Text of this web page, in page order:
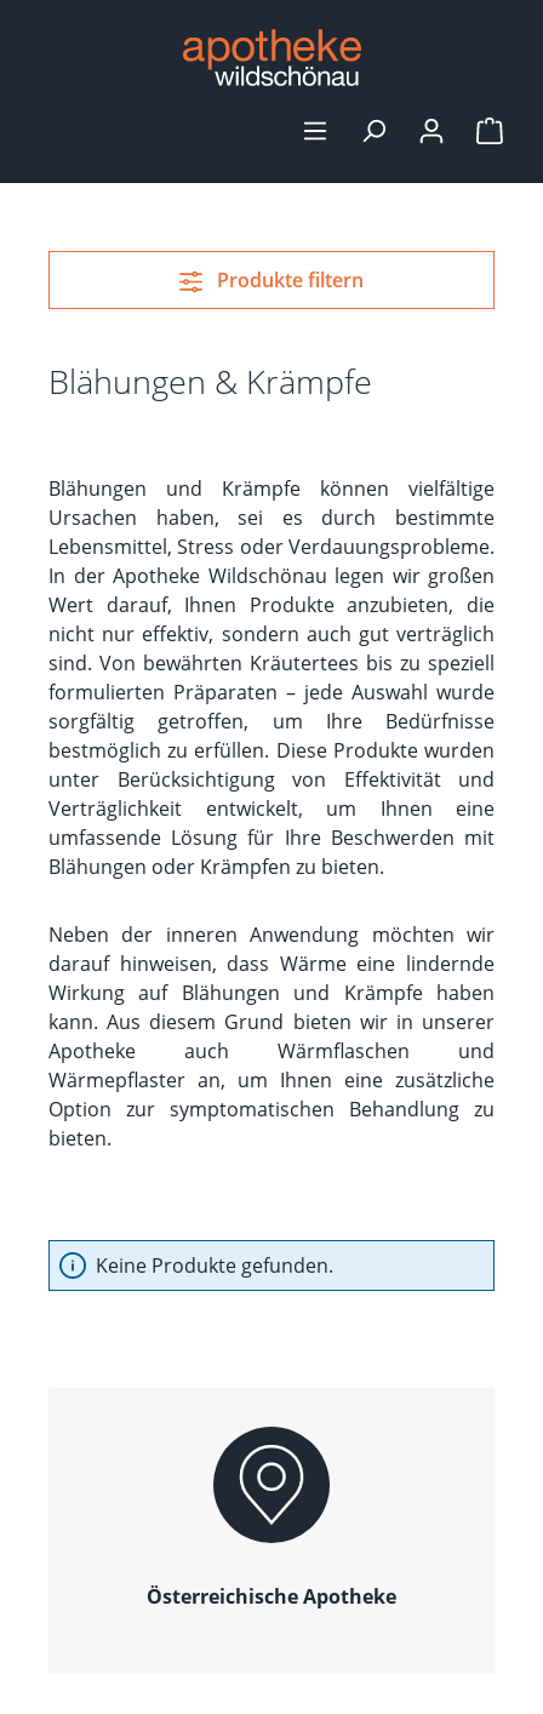
Produkte filtern
Blähungen & Krämpfe
Blähungen und Krämpfe können vielfältige
Ursachen haben, sei es durch bestimmte
Lebensmittel, Stress oder Verdauungsprobleme.
In der Apotheke Wildschönau legen wir großen
Wert darauf, Ihnen Produkte anzubieten, die
nicht nur effektiv, sondern auch gut verträglich
sind. Von bewährten Kräutertees bis zu speziell
formulierten Präparaten – jede Auswahl wurde
sorgfältig getroffen, um Ihre Bedürfnisse
bestmöglich zu erfüllen. Diese Produkte wurden
unter Berücksichtigung von Effektivität und
Verträglichkeit entwickelt, um Ihnen eine
umfassende Lösung für Ihre Beschwerden mit
Blähungen oder Krämpfen zu bieten.
Neben der inneren Anwendung möchten wir
darauf hinweisen, dass Wärme eine lindernde
Wirkung auf Blähungen und Krämpfe haben
kann. Aus diesem Grund bieten wir in unserer
Apotheke auch Wärmflaschen und
Wärmepflaster an, um Ihnen eine zusätzliche
Option zur symptomatischen Behandlung zu
bieten.
Keine Produkte gefunden.
Österreichische Apotheke